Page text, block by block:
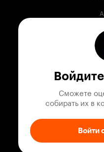
Сможете
собирать их в
Войти